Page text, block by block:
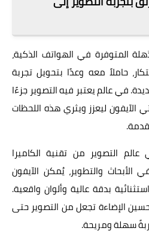
المتوفرة في الهواتف الذكية،
حاملاً معه وعدًا بتحويل تجربة
في عالم يعتبر فيه التصوير جزءًا
الآيفون ليعزز ويثري هذه اللحظات
التصوير من تقنية الكاميرا
الأبحاث والتطوير، يُمكن الآيفون
بدقة عالية وألوان واقعية.
الإضاءة تجعل من التصوير حتى
سهلة ومريحة.